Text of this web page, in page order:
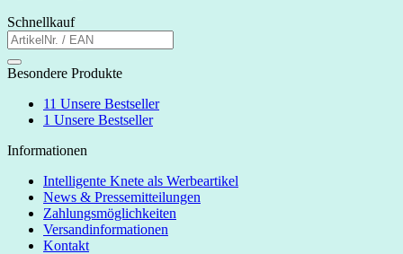
Schnellkauf
Besondere Produkte
11 Unsere Bestseller
1 Unsere Bestseller
Informationen
Intelligente Knete als Werbeartikel
News & Pressemitteilungen
Zahlungsmöglichkeiten
Versandinformationen
Kontakt